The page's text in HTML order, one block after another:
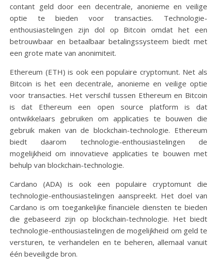
contant geld door een decentrale, anonieme en veilige
optie te bieden voor transacties. Technologie-
enthousiastelingen zijn dol op Bitcoin omdat het een
betrouwbaar en betaalbaar betalingssysteem biedt met
een grote mate van anonimiteit.
Ethereum (ETH) is ook een populaire cryptomunt. Net als
Bitcoin is het een decentrale, anonieme en veilige optie
voor transacties. Het verschil tussen Ethereum en Bitcoin
is dat Ethereum een open source platform is dat
ontwikkelaars gebruiken om applicaties te bouwen die
gebruik maken van de blockchain-technologie. Ethereum
biedt daarom technologie-enthousiastelingen de
mogelijkheid om innovatieve applicaties te bouwen met
behulp van blockchain-technologie.
Cardano (ADA) is ook een populaire cryptomunt die
technologie-enthousiastelingen aanspreekt. Het doel van
Cardano is om toegankelijke financiële diensten te bieden
die gebaseerd zijn op blockchain-technologie. Het biedt
technologie-enthousiastelingen de mogelijkheid om geld te
versturen, te verhandelen en te beheren, allemaal vanuit
één beveiligde bron.